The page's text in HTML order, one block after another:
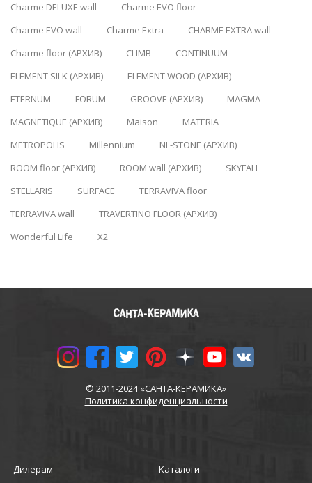
Charme DELUXE wall
Charme EVO floor
Charme EVO wall
Charme Extra
CHARME EXTRA wall
Charme floor (АРХИВ)
CLIMB
CONTINUUM
ELEMENT SILK (АРХИВ)
ELEMENT WOOD (АРХИВ)
ETERNUM
FORUM GROOVE (АРХИВ)
MAGMA
MAGNETIQUE (АРХИВ)
Maison
MATERIA
METROPOLIS
Millennium
NL-STONE (АРХИВ)
ROOM floor (АРХИВ)
ROOM wall (АРХИВ)
SKYFALL
STELLARIS
SURFACE
TERRAVIVA floor
TERRAVIVA wall
TRAVERTINO FLOOR (АРХИВ)
Wonderful Life
X2
© 2011-2024 «САНТА-КЕРАМИКА»
Политика конфиденциальности
Дилерам Каталоги